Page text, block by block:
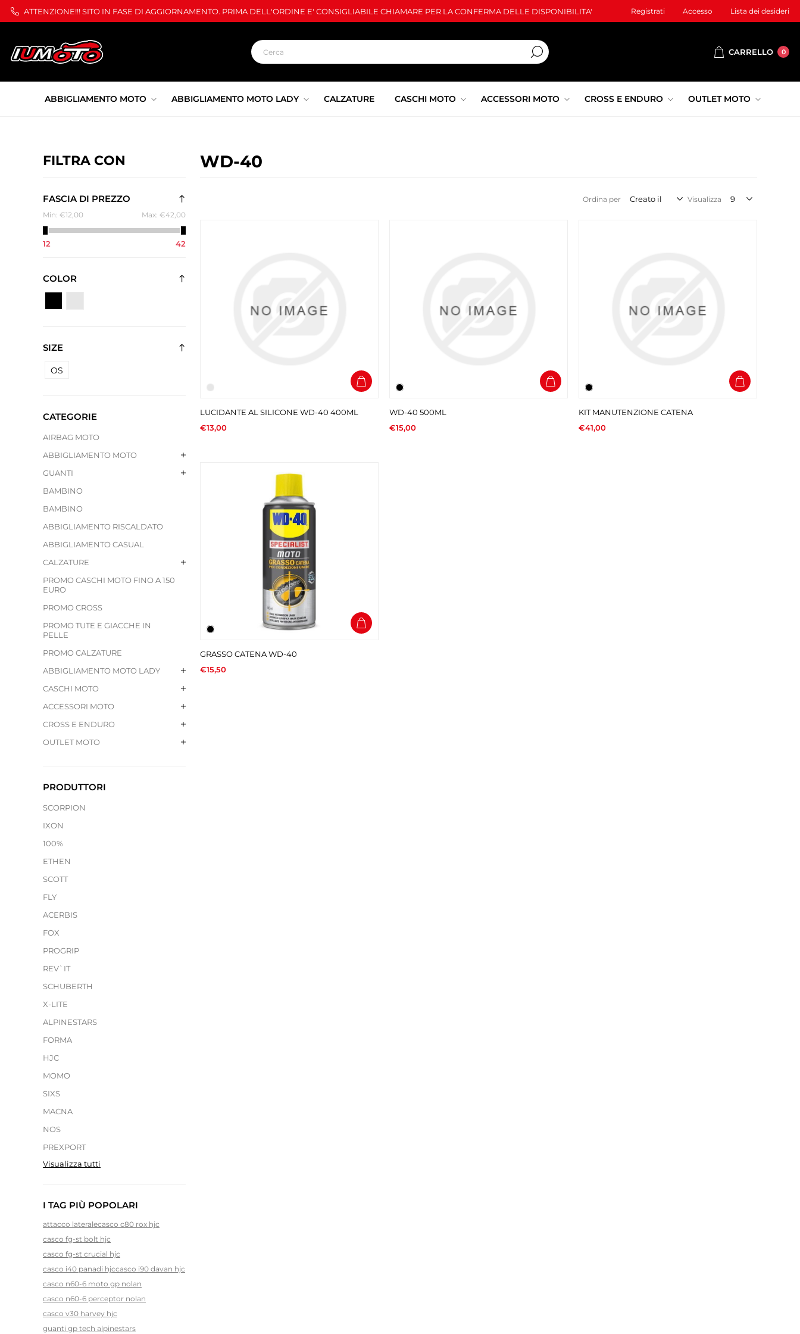
ATTENZIONE!!! SITO IN FASE DI AGGIORNAMENTO. PRIMA DELL'ORDINE E' CONSIGLIABILE CHIAMARE PER LA CONFERMA DELLE DISPONIBILITA' Registrati Accesso Lista dei desideri
CARRELLO 0
ABBIGLIAMENTO MOTO ABBIGLIAMENTO MOTO LADY CALZATURE CASCHI MOTO ACCESSORI MOTO CROSS E ENDURO OUTLET MOTO
FILTRA CON
FASCIA DI PREZZO
Min: €12,00 Max: €42,00
12 42
COLOR
SIZE
OS
CATEGORIE
AIRBAG MOTO
ABBIGLIAMENTO MOTO
GUANTI
BAMBINO
BAMBINO
ABBIGLIAMENTO RISCALDATO
ABBIGLIAMENTO CASUAL
CALZATURE
PROMO CASCHI MOTO FINO A 150
EURO
PROMO CROSS
PROMO TUTE E GIACCHE IN
PELLE
PROMO CALZATURE
ABBIGLIAMENTO MOTO LADY
CASCHI MOTO
ACCESSORI MOTO
CROSS E ENDURO
OUTLET MOTO
PRODUTTORI
SCORPION
IXON
100%
ETHEN
SCOTT
FLY
ACERBIS
FOX
PROGRIP
REV`IT
SCHUBERTH
X-LITE
ALPINESTARS
FORMA
HJC
MOMO
SIXS
MACNA
NOS
PREXPORT
Visualizza tutti
I TAG PIÙ POPOLARI
attacco lateralecasco c80 rox hjc
casco fg-st bolt hjc
casco fg-st crucial hjc
casco i40 panadi hjccasco i90 davan hjc
casco n60-6 moto gp nolan
casco n60-6 perceptor nolan
casco v30 harvey hjc
guanti gp tech alpinestars
WD-40
Ordina per Visualizza
LUCIDANTE AL SILICONE WD-40 400ML
€13,00
WD-40 500ML
€15,00
KIT MANUTENZIONE CATENA
€41,00
GRASSO CATENA WD-40
€15,50